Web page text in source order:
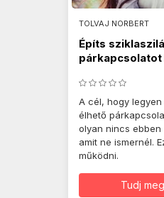
TOLVAJ NORBERT
Építs
A cél, hogy
élhető
olyan nincs ebben
amit ne ismernél.
működni.
Tudj